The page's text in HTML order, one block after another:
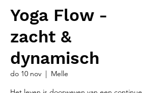
Yoga Flow -
zacht &
dynamisch
do 10 nov
  |
Melle